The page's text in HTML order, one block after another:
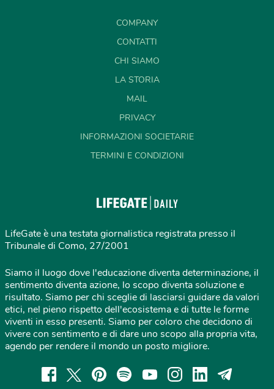
COMPANY
CONTATTI
CHI SIAMO
LA STORIA
MAIL
PRIVACY
INFORMAZIONI SOCIETARIE
TERMINI E CONDIZIONI
LifeGate è una testata giornalistica registrata presso il
Tribunale di Como, 27/2001
Siamo il luogo dove l'educazione diventa determinazione, il
sentimento diventa azione, lo scopo diventa soluzione e
risultato. Siamo per chi sceglie di lasciarsi guidare da valori
etici, nel pieno rispetto dell'ecosistema e di tutte le forme
viventi in esso presenti. Siamo per coloro che decidono di
vivere con sentimento e di dare uno scopo alla propria vita,
agendo per rendere il mondo un posto migliore.